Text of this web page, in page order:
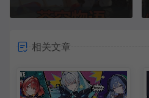
相关文章